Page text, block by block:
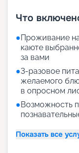
Что
●Проживание
каюте
за вами
●3-разовое
желаемого
в опросном
●Возможность
Показать все